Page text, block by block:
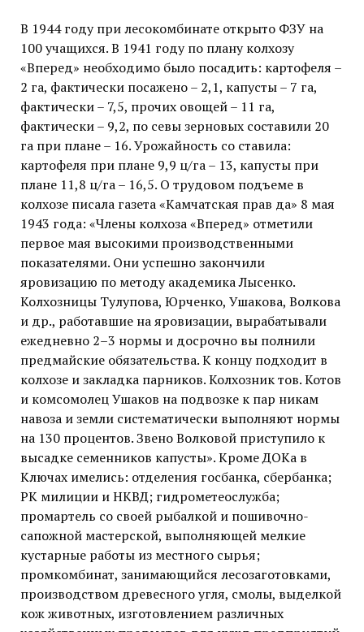
В 1944 году при лесокомбинате открыто ФЗУ на
100 учащихся. В 1941 году по плану колхозу
«Вперед» необходимо было посадить: картофеля –
2 га, фактически посажено – 2,1, капусты – 7 га,
фактически – 7,5, прочих овощей – 11 га,
фактически – 9,2, по севы зерновых составили 20
га при плане – 16. Урожайность со ставила:
картофеля при плане 9,9 ц/га – 13, капусты при
плане 11,8 ц/га – 16,5. О трудовом подъеме в
колхозе писала газета «Камчатская прав да» 8 мая
1943 года: «Члены колхоза «Вперед» отметили
первое мая высокими производственными
показателями. Они успешно закончили
яровизацию по методу академика Лысенко.
Колхозницы Тулупова, Юрченко, Ушакова, Волкова
и др., работавшие на яровизации, вырабатывали
ежедневно 2–3 нормы и досрочно вы полнили
предмайские обязательства. К концу подходит в
колхозе и закладка парников. Колхозник тов. Котов
и комсомолец Ушаков на подвозке к пар никам
навоза и земли систематически выполняют нормы
на 130 процентов. Звено Волковой приступило к
высадке семенников капусты». Кроме ДОКа в
Ключах имелись: отделения госбанка, сбербанка;
РК милиции и НКВД; гидрометеослужба;
промартель со своей рыбалкой и пошивочно-
сапожной мастерской, выполняющей мелкие
кустарные работы из местного сырья;
промкомбинат, занимающийся лесозаготовками,
производством древесного угля, смолы, выделкой
кож животных, изготовлением различных